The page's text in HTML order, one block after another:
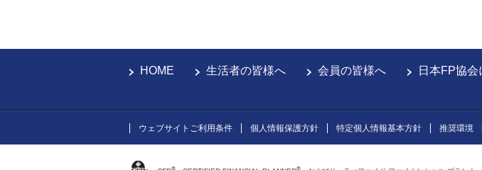
HOME 生活者の皆様へ 会員の皆様へ 日本FP協会
ウェブサイトご利用条件 個人情報保護方針 特定個人情報基本方針 推奨環境
® ®